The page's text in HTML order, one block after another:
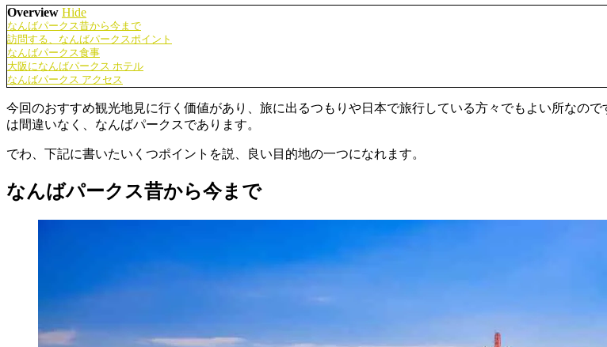
Overview Hide
なんばパークス昔から今まで
訪問する、なんばパークスポイント
なんばパークス食事
大阪になんばパークス ホテル
なんばパークス アクセス
今回のおすすめ観光地見に行く価値があり、旅に出るつもりや日本で旅行している方々でもよい所なの
は間違いなく、なんばパークスであります。
でわ、下記に書いたいくつポイントを説、良い目的地の一つになれます。
なんばパークス昔から今まで